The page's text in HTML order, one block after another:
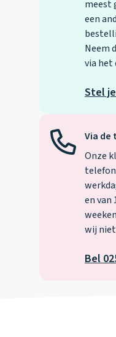
Via de
Onze
en van
wij
Bel
meest
een
Neem
via
Stel